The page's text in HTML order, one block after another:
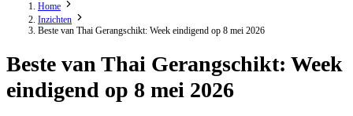
Home
Inzichten
Beste van Thai Gerangschikt: Week eindigend op 8 mei 2026
Beste van Thai Gerangschikt: Week
eindigend op 8 mei 2026